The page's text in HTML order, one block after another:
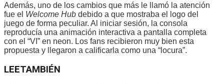
Además, uno de los cambios que más le llamó la atención
fue el Welcome Hub debido a que mostraba el logo del
juego de forma peculiar. Al iniciar sesión, la consola
reproducía una animación interactiva a pantalla completa
con el “VI” en neon. Los fans recibieron muy bien esta
propuesta y llegaron a calificarla como una “locura”.
LEETAMBIÉN